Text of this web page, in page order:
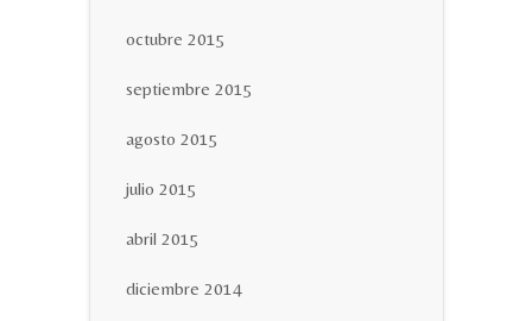
octubre 2015
septiembre 2015
agosto 2015
julio 2015
abril 2015
diciembre 2014